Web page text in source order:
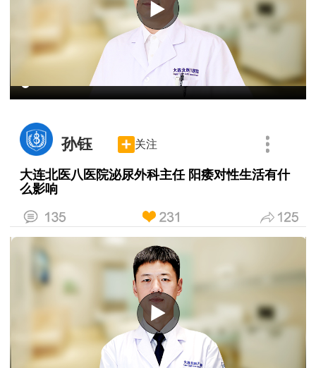
孙钰 关注
大连北医八医院泌尿外科主任 阳痿对性生活有什
么影响